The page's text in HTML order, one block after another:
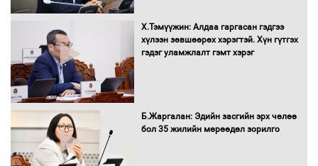
Санхүүгийн хэмнэлтийн горимд эрүүл
мэндийн салбар хамаарахгүй
Нөөцийн махны худалдаа,
борлуулалтыг нээлттэй ил тод
Х.Тэмүүжин: Алдаа гаргасан гэдгээ
хүлээн зөвшөөрөх хэрэгтэй. Хүн гүтгэх
гэдэг уламжлалт гэмт хэрэг
Б.Жаргалан: Эдийн засгийн эрх чөлөө
бол 35 жилийн мөрөөдөл зорилго